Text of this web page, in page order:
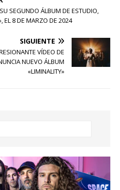
SEGUNDO ÁLBUM DE ESTUDIO,
EL 8 DE MARZO DE 2024
SIGUIENTE
VÍDEO DE
NUEVO ÁLBUM
«LIMINALITY»